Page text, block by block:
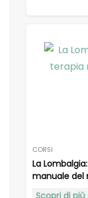
CORSI
La
manuale del
Scopri di più